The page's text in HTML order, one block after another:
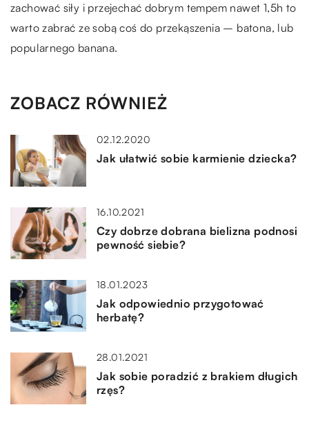
zachować siły i przejechać dobrym tempem nawet 1,5h to
warto zabrać ze sobą coś do przekąszenia – batona, lub
popularnego banana.
ZOBACZ RÓWNIEŻ
02.12.2020
Jak ułatwić sobie karmienie dziecka?
16.10.2021
Czy dobrze dobrana bielizna podnosi
pewność siebie?
18.01.2023
Jak odpowiednio przygotować
herbatę?
28.01.2021
Jak sobie poradzić z brakiem długich
rzęs?